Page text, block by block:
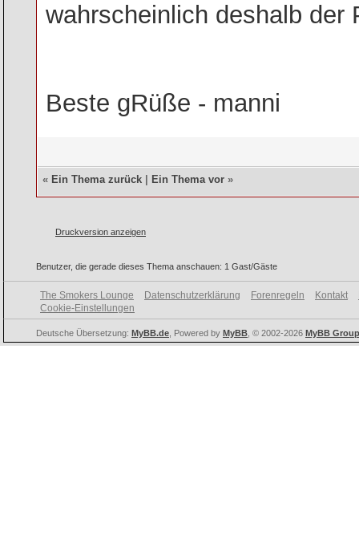
wahrscheinlich deshalb der
Beste gRüße - manni
« Ein Thema zurück Ein Thema vor »
Druckversion anzeigen
Benutzer, die gerade dieses Thema anschauen: 1 Gast/Gäste
The Smokers Lounge Datenschutzerklärung Forenregeln Kontakt
Cookie-Einstellungen
Deutsche Übersetzung: MyBB.de , Powered by MyBB , © 2002-2026 MyBB Group